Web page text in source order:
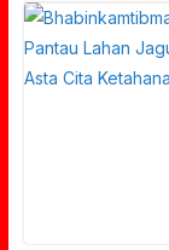
SAMPAI
BELUM